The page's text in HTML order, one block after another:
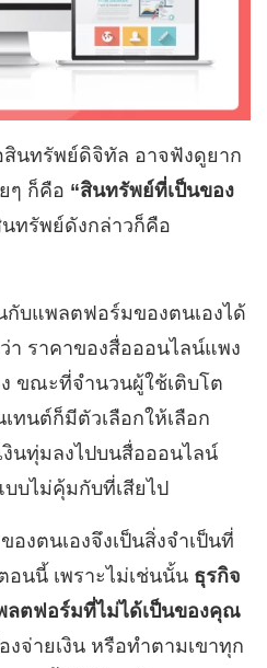
สินทรัพย์ดิจิทัล อาจฟังดูยาก
ๆ ก็คือ “สินทรัพย์ที่เป็นของ
ทรัพย์ดังกล่าวก็คือ
บแพลตฟอร์มของตนเองได้
า ราคาของสื่อออนไลน์แพง
ขณะที่จำนวนผู้ใช้เติบโต
ทนต์ก็มีตัวเลือกให้เลือก
งินทุ่มลงไปบนสื่อออนไลน์
บไม่คุ้มกับที่เสียไป
งตนเองจึงเป็นสิ่งจำเป็นที่
นนี้ เพราะไม่เช่นนั้น ธุรกิจ
ตฟอร์มที่ไม่ได้เป็นของคุณ
จ่ายเงิน หรือทำตามเขาทุก